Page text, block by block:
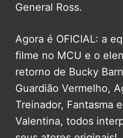
General Ross.
Agora é OFICIAL: a
filme no MCU e o
retorno de Bucky
Guardião Vermelho,
Treinador, Fantasma
Valentina, todos